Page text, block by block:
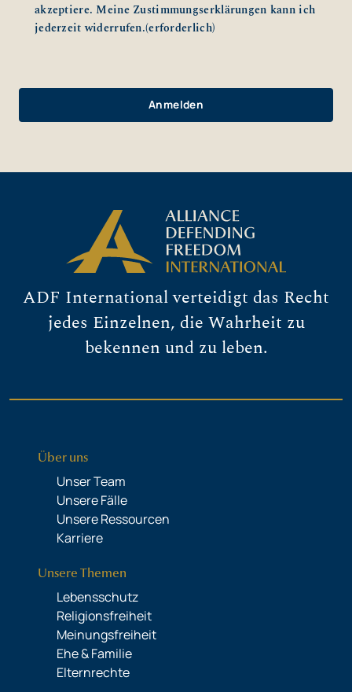
akzeptiere. Meine Zustimmungserklärungen kann ich
jederzeit widerrufen.(erforderlich)
ADF International verteidigt das Recht
jedes Einzelnen, die Wahrheit zu
bekennen und zu leben.
Über uns
Unser Team
Unsere Fälle
Unsere Ressourcen
Karriere
Unsere Themen
Lebensschutz
Religionsfreiheit
Meinungsfreiheit
Ehe & Familie
Elternrechte